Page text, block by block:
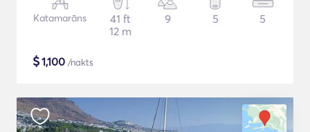
Katamarāns
41 ft
12 m
9 5 5
$1,100 /nakts